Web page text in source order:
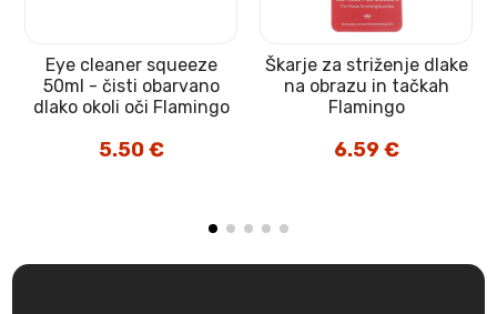
Eye cleaner squeeze
50ml - čisti obarvano
dlako okoli oči Flamingo
5.50€
Škarje za striženje dlake
na obrazu in tačkah
Flamingo
6.59€